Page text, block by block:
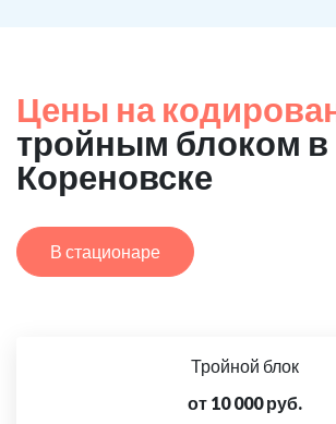
Цены на
тройным блоком в
Кореновске
В стационаре
Тройной блок
от 10 000 руб.